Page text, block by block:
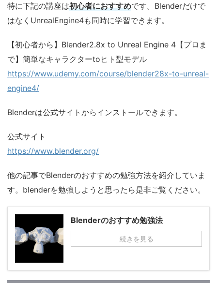
特に下記の講座は初心者におすすめです。Blenderだけで
はなくUnrealEngine4も同時に学習できます。
【初心者から】Blender2.8x to Unreal Engine 4【プロま
で】簡単なキャラクターtoヒト型モデル
https://www.udemy.com/course/blender28x-to-unreal-
engine4/
Blenderは公式サイトからインストールできます。
公式サイト
https://www.blender.org/
他の記事でBlenderのおすすめの勉強方法を紹介していま
す。blenderを勉強しようと思ったら是非ご覧ください。
Blenderのおすすめ勉強法
続きを見る